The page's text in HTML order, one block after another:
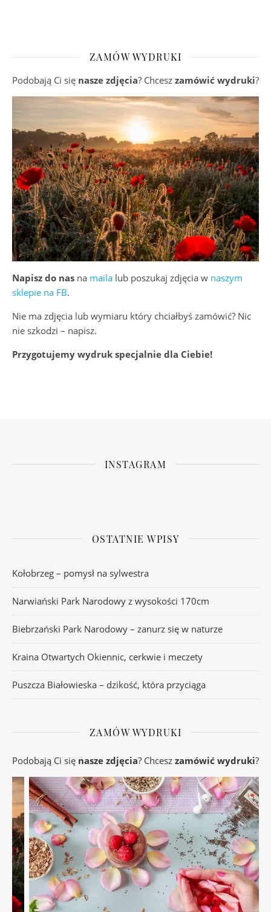
ZAMÓW WYDRUKI
Podobają Ci się nasze zdjęcia? Chcesz zamówić wydruki?
Napisz do nas na maila lub poszukaj zdjęcia w naszym
sklepie na FB.
Nie ma zdjęcia lub wymiaru który chciałbyś zamówić? Nic
nie szkodzi – napisz.
Przygotujemy wydruk specjalnie dla Ciebie!
INSTAGRAM
OSTATNIE WPISY
Kołobrzeg – pomysł na sylwestra
Narwiański Park Narodowy z wysokości 170cm
Biebrzański Park Narodowy – zanurz się w naturze
Kraina Otwartych Okiennic, cerkwie i meczety
Puszcza Białowieska – dzikość, która przyciąga
ZAMÓW WYDRUKI
Podobają Ci się nasze zdjęcia? Chcesz zamówić wydruki?